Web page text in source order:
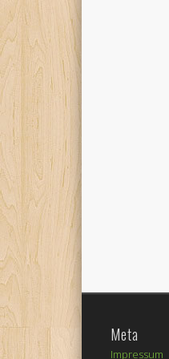
Meta
Impressum